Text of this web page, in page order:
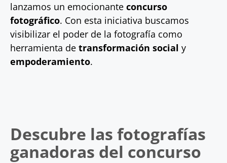
lanzamos un emocionante concurso
fotográfico. Con esta iniciativa buscamos
visibilizar el poder de la fotografía como
herramienta de transformación social y
empoderamiento.
Descubre las fotografías
ganadoras del concurso